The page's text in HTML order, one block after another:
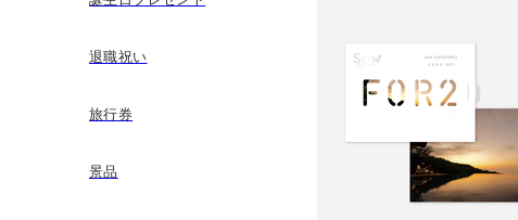
退職祝い
旅行券
景品